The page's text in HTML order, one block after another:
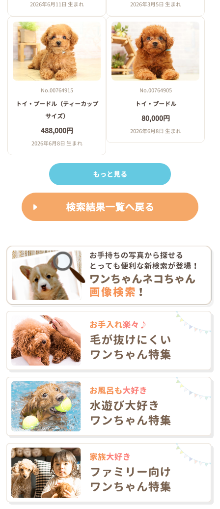
2026年6月11日 生まれ 2026年3月5日 生まれ
No.00764915
トイ・プードル（ティーカップ
サイズ）
488,000円
2026年6月8日 生まれ
No.00764905
トイ・プードル
80,000円
2026年6月8日 生まれ
もっと見る
検索結果一覧へ戻る